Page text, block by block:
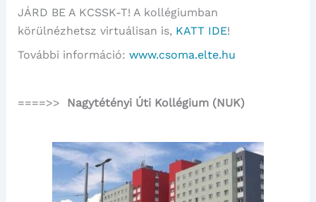
JÁRD BE A KCSSK-T! A kollégiumban
körülnézhetsz virtuálisan is, KATT IDE!
További információ: www.csoma.elte.hu
====>> Nagytétényi Úti Kollégium (NUK)